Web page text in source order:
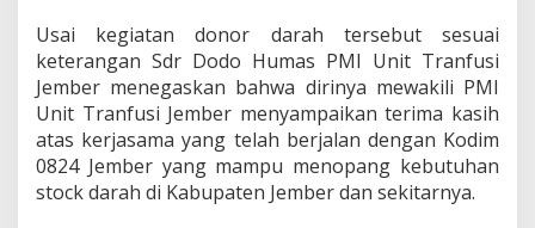
Usai kegiatan donor darah tersebut sesuai
keterangan Sdr Dodo Humas PMI Unit Tranfusi
Jember menegaskan bahwa dirinya mewakili PMI
Unit Tranfusi Jember menyampaikan terima kasih
atas kerjasama yang telah berjalan dengan Kodim
0824 Jember yang mampu menopang kebutuhan
stock darah di Kabupaten Jember dan sekitarnya.